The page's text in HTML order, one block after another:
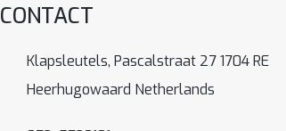
CONTACT
Klapsleutels, Pascalstraat 27 1704 RE
Heerhugowaard Netherlands